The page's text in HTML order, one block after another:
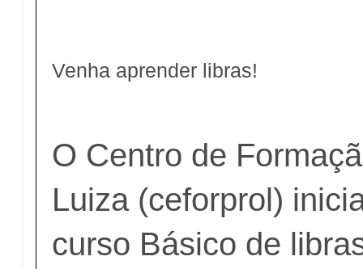
Venha aprender libras!
O Centro de
Luiza (ceforprol)
curso Básico de